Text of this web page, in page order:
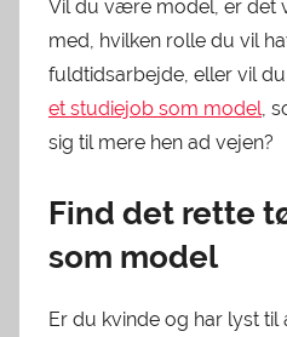
Vil du være model, er det
med, hvilken rolle du vil
fuldtidsarbejde, eller vil
et studiejob som model,
sig til mere hen ad vejen?
Find det rette
som model
Er du kvinde og har lyst til